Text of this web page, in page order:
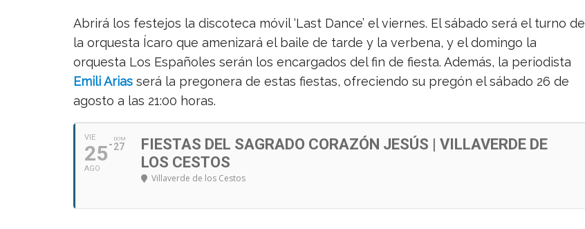
Abrirá los festejos la discoteca móvil ‘Last Dance’ el viernes. El sábado será el turno de
la orquesta Ícaro que amenizará el baile de tarde y la verbena, y el domingo la
orquesta Los Españoles serán los encargados del fin de fiesta. Además, la periodista
Emili Arias será la pregonera de estas fiestas, ofreciendo su pregón el sábado 26 de
agosto a las 21:00 horas.
VIE
25
AGO
DOM
27
FIESTAS DEL SAGRADO CORAZÓN JESÚS | VILLAVERDE DE
LOS CESTOS
Villaverde de los Cestos